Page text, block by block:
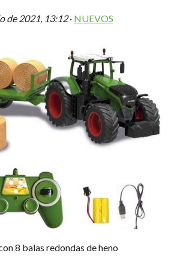
de 2021, 13:12· NUEVOS
8 balas redondas de heno